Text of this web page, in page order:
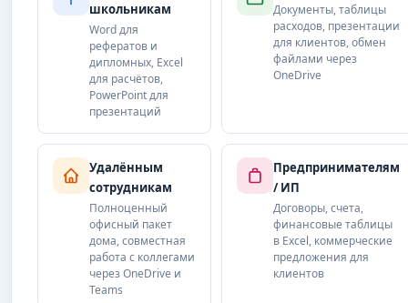
школьникам
Word для
рефератов и
дипломных, Excel
для расчётов,
PowerPoint для
презентаций
Документы, таблицы
расходов, презентации
для клиентов, обмен
файлами через
OneDrive
Удалённым
сотрудникам
Полноценный
офисный пакет
дома, совместная
работа с коллегами
через OneDrive и
Teams
Предпринимателям
/ ИП
Договоры, счета,
финансовые таблицы
в Excel, коммерческие
предложения для
клиентов